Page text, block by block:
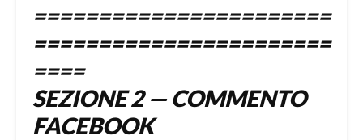
=======================
=======================
====
SEZIONE 2 — COMMENTO
FACEBOOK